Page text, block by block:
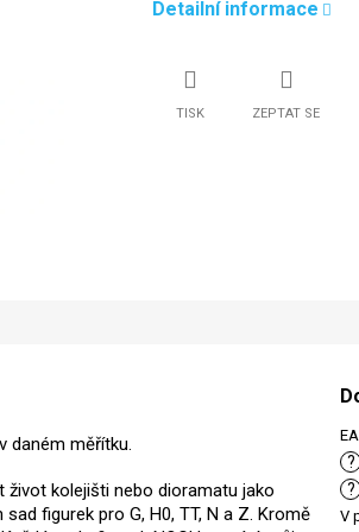
Detailní informace
TISK ZEPTAT SE
daném měřítku.
život kolejišti nebo dioramatu jako
figurek pro G, H0, TT, N a Z. Kromě
?
?
V